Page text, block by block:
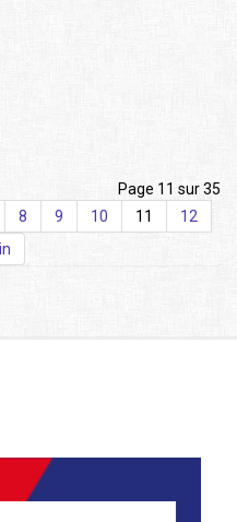
Page 11 sur 35
8 9 10 11
12